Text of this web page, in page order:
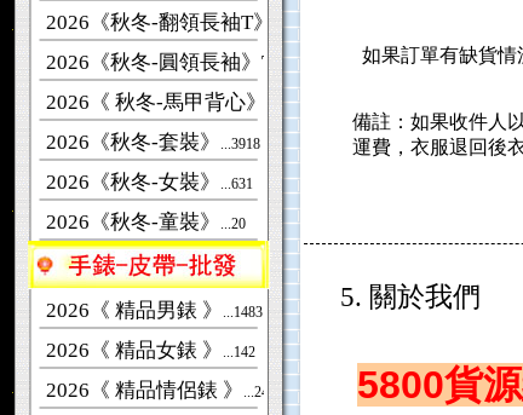
2026《秋冬-翻領長袖T》...261
2026《秋冬-圓領長袖》T恤...2963
2026《 秋冬-馬甲背心》 ...313
2026《秋冬-套裝》 ...3918
2026《秋冬-女裝》 ...631
2026《秋冬-童裝》 ...20
2026《 精品男錶 》 ...1483
2026《 精品女錶 》 ...142
2026《 精品情侶錶 》 ...246
如果訂單有缺貨情
備註：如果收件人
運費，衣服退回後
5. 關於我們
5800貨